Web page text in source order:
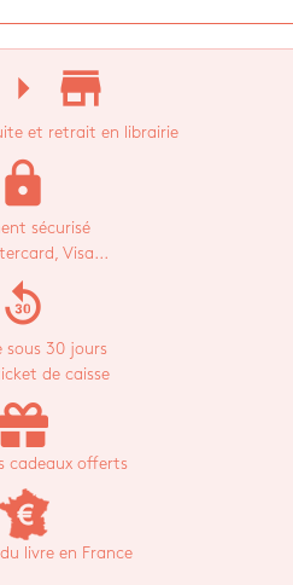
arrow_right store_mall_directory
et retrait en librairie
lock
sécurisé
Visa...
replay_30
sous 30 jours
de caisse
cadeaux offerts
livre en France